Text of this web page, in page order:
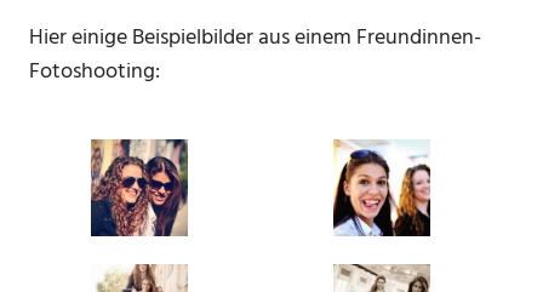
Hier einige Beispielbilder aus einem Freundinnen-
Fotoshooting: